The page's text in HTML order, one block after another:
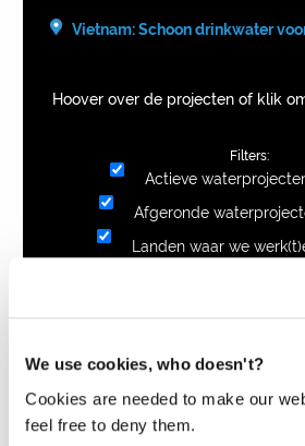
We use cookies, who doesn't?
Cookies are needed to make our
feel free to deny them.
Vietnam: Schoon drinkwater
Hoover over de projecten of klik
Filters:
Actieve
Afgeronde
Landen waar we